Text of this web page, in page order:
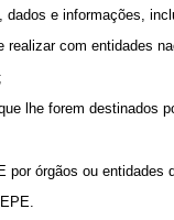
dados e informações,
com entidades
lhe forem destinados
órgãos ou